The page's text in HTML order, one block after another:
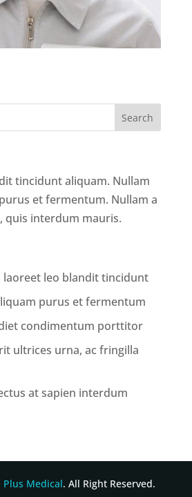
tincidunt aliquam. Nullam
et fermentum. Nullam a
quis interdum mauris.
laoreet leo blandit tincidunt
purus et fermentum
condimentum porttitor
ultrices urna, ac fringilla
at sapien interdum
Plus Medical. All Right Reserved.